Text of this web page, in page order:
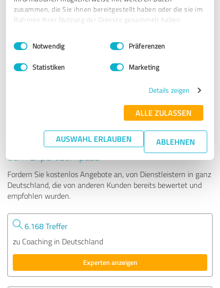
zusammen, die Sie ihnen bereitgestellt haben oder die sie im
Rahmen Ihrer Nutzung der Dienste gesammelt haben.
Impressum Datenschutzbestimmungen
Einwilligungsauswahl
Notwendig Präferenzen
Statistiken Marketing
Details zeigen
ALLE ZULASSEN
AUSWAHL ERLAUBEN ABLEHNEN
Anbietern aus dem Bereich
Coaching
Julia Mattes
Tipp: Die passenden Experten finden - mit
dem ExpertCompass
Fordern Sie kostenlos Angebote an, von Dienstleistern in ganz
Deutschland, die von anderen Kunden bereits bewertet und
empfohlen wurden.
6.168 Treffer
zu Coaching in Deutschland
Experten anzeigen